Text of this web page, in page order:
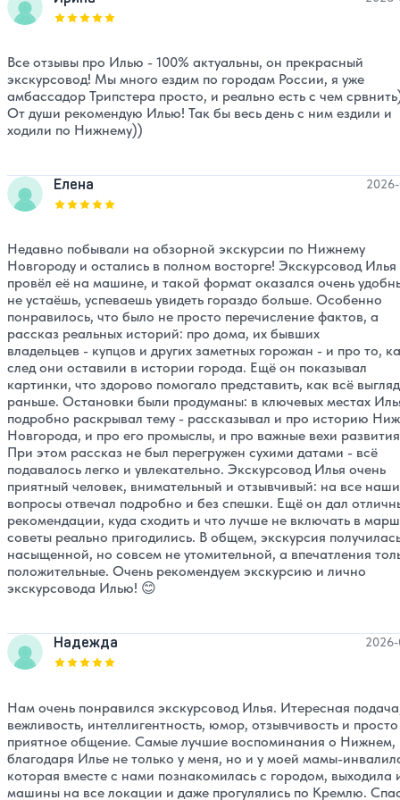
Оценка, количество звезд:
Все отзывы про Илью - 100% актуальны, он прекрасный
экскурсовод! Мы много ездим по городам России, я уже
амбассадор Трипстера просто, и реально есть с чем
От души рекомендую Илью! Так бы весь день с ним ездили и
ходили по Нижнему))
Елена
Оценка, количество звезд:
Недавно побывали на обзорной экскурсии по Нижнему
Новгороду и остались в полном восторге! Экскурсовод Илья
провёл её на машине, и такой формат оказался очень
не устаёшь, успеваешь увидеть гораздо больше. Особенно
понравилось, что было не просто перечисление фактов, а
рассказ реальных историй: про дома, их бывших
владельцев - купцов и других заметных горожан - и про то,
след они оставили в истории города. Ещё он показывал
картинки, что здорово помогало представить, как всё
раньше. Остановки были продуманы: в ключевых местах
подробно раскрывал тему - рассказывал и про историю
Новгорода, и про его промыслы, и про важные вехи
При этом рассказ не был перегружен сухими датами - всё
подавалось легко и увлекательно. Экскурсовод Илья очень
приятный человек, внимательный и отзывчивый: на все наши
вопросы отвечал подробно и без спешки. Ещё он дал
рекомендации, куда сходить и что лучше не включать в
советы реально пригодились. В общем, экскурсия
насыщенной, но совсем не утомительной, а впечатления
положительные. Очень рекомендуем экскурсию и лично
экскурсовода Илью! 😊
Надежда
Оценка, количество звезд:
Нам очень понравился экскурсовод Илья. Итересная
вежливость, интеллигентность, юмор, отзывчивость и просто
приятное общение. Самые лучшие воспоминания о Нижнем,
благодаря Илье не только у меня, но и у моей мамы-
которая вместе с нами познакомилась с городом, выходила
машины на все локации и даже прогулялись по Кремлю.